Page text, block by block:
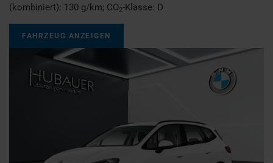
(kombiniert): 130 g/km; CO2-Klasse: D
FAHRZEUG ANZEIGEN